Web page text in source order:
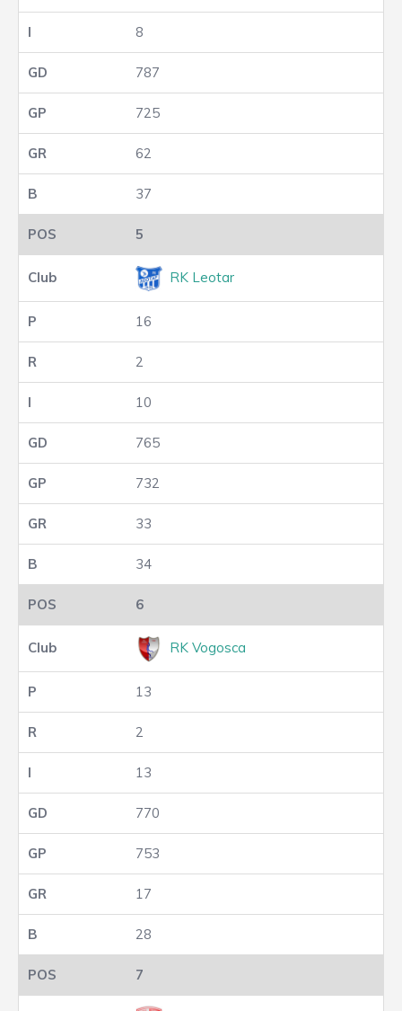
8
787
725
62
37
5
RK Leotar
16
2
10
765
732
33
34
6
RK Vogosca
13
2
13
770
753
17
28
7